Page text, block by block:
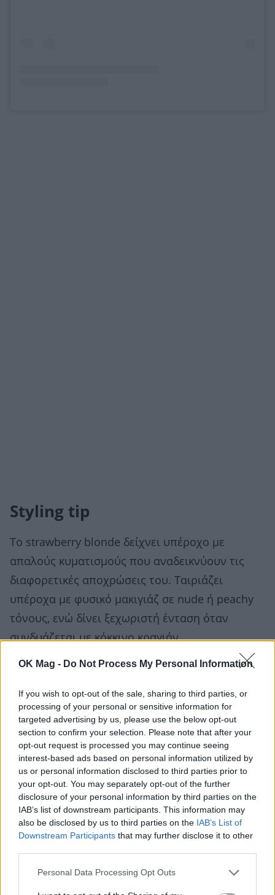
OK Mag - Do Not Process My Personal Information
If you wish to opt-out of the sale, sharing to third parties, or
processing of your personal or sensitive information for
targeted advertising by us, please use the below opt-out
section to confirm your selection. Please note that after your
opt-out request is processed you may continue seeing
interest-based ads based on personal information utilized by
us or personal information disclosed to third parties prior to
your opt-out. You may separately opt-out of the further
disclosure of your personal information by third parties on the
IAB’s list of downstream participants. This information may
also be disclosed by us to third parties on the IAB’s List of
Downstream Participants that may further disclose it to other
Personal Data Processing Opt Outs
Styling tip
Το strawberry blonde δείχνει υπέροχο με
απαλούς κυματισμούς που αναδεικνύουν τις
διαφορετικές αποχρώσεις του. Ταιριάζει
υπέροχα με φυσικό μακιγιάζ σε nude ή peachy
τόνους, ενώ δίνει ξεχωριστή ένταση όταν
συνδυάζεται με κόκκινο κραγιόν.
Διαβάστε επίσης:Glass skin: Το κορεάτικο
ΣΧΕΤΙΚΑ ΑΡΘΡΑ